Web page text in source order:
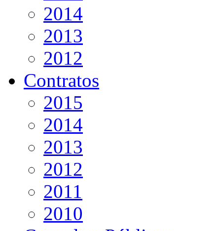
2014
2013
2012
Contratos
2015
2014
2013
2012
2011
2010